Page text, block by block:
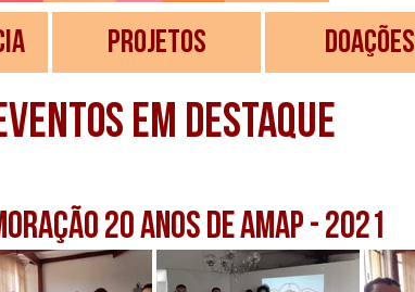
PROJETOS DOAÇÕES
20 anos de amap - 2021
EM DESTAQUE